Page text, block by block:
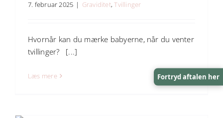
7. februar 2025 | Graviditet,Tvillinger
Hvornår kan du mærke babyerne, når du venter
tvillinger? [...]
Læs mere 0
Fortryd aftalen her